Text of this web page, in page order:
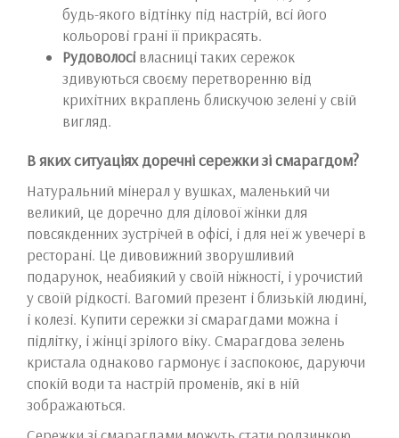
будь-якого відтінку під настрій, всі його
кольорові грані її прикрасять.
Рудоволосівласниці таких сережок
здивуються своєму перетворенню від
крихітних вкраплень блискучою зелені у свій
вигляд.
В яких ситуаціях доречні сережки зі смарагдом?
Натуральний мінерал у вушках, маленький чи
великий, це доречно для ділової жінки для
повсякденних зустрічей в офісі, і для неї ж увечері в
ресторані. Це дивовижний зворушливий
подарунок, неабиякий у своїй ніжності, і урочистий
у своїй рідкості. Вагомий презент і близькій людині,
і колезі. Купити сережки зі смарагдами можна і
підлітку, і жінці зрілого віку. Смарагдова зелень
кристала однаково гармонує і заспокоює, даруючи
спокій води та настрій променів, які в ній
зображаються.